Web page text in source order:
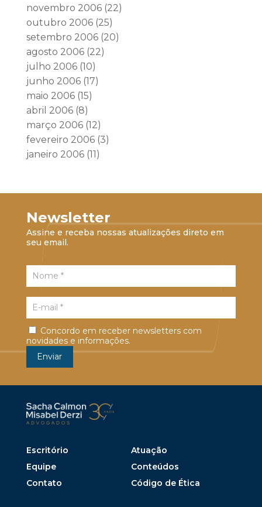
novembro 2006(22)
outubro 2006(25)
setembro 2006(20)
agosto 2006(22)
julho 2006(10)
junho 2006(17)
maio 2006(15)
abril 2006(8)
março 2006(12)
fevereiro 2006(3)
janeiro 2006(11)
Newsletter
Assine e receba nossas atualizações direto em
seu email.
Concordo em receber newsletters com
novidades e informações.
Escritório
Atuação
Equipe
Conteúdos
Contato
Código de Ética